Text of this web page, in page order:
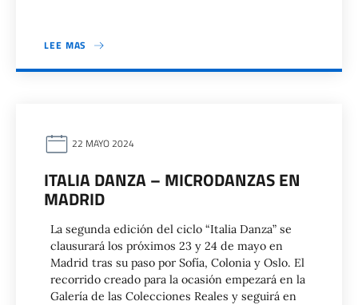
LEE MAS
22 MAYO 2024
ITALIA DANZA – MICRODANZAS EN
MADRID
La segunda edición del ciclo “Italia Danza” se
clausurará los próximos 23 y 24 de mayo en
Madrid tras su paso por Sofía, Colonia y Oslo. El
recorrido creado para la ocasión empezará en la
Galería de las Colecciones Reales y seguirá en